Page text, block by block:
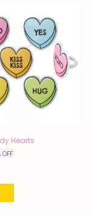
Hearts
OFF